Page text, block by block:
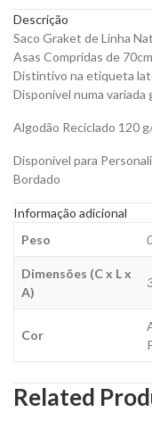
120
g/m2
para
Personalizar
quantity
Descrição
Saco Graket de Linha
Asas Compridas de
Distintivo na etiqueta
Disponível numa variada
Algodão Reciclado 120
Disponível para
Bordado
Informação adicional
Peso
Dimensões (C x L x
A)
Cor
Related